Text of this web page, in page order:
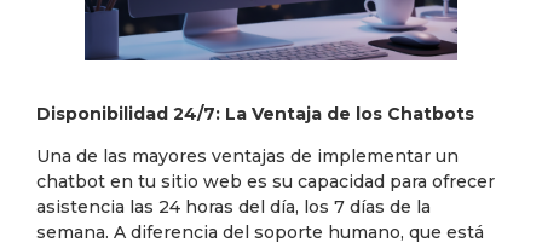
Disponibilidad 24/7: La Ventaja de los Chatbots
Una de las mayores ventajas de implementar un
chatbot en tu sitio web es su capacidad para ofrecer
asistencia las 24 horas del día, los 7 días de la
semana. A diferencia del soporte humano, que está